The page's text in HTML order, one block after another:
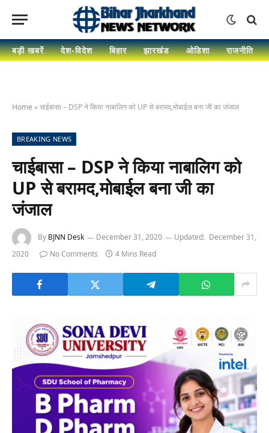
बड़ी खबरें देश-विदेश बिहार झारखंड ओडिशा राजनीति
Home »चाईबासा – DSP ने किया नाबालिग को UP से बरामद,मोबाईल बना जी का जंजाल
BREAKING NEWS
चाईबासा – DSP ने किया नाबालिग को
UP से बरामद,मोबाईल बना जी का
जंजाल
By BJNN Desk December 31, 2020 Updated: December 31,
2020
No Comments 4 Mins Read